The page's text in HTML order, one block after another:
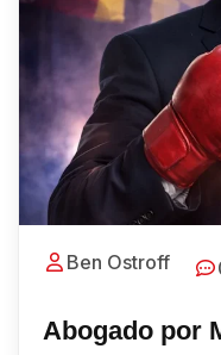
Ben Ostroff
Abogado por